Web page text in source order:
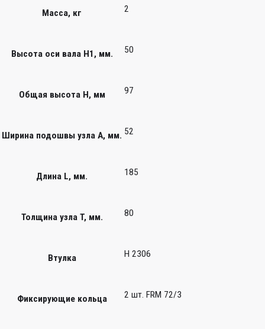
Масса, кг 2
Высота оси вала H1, мм. 50
Общая высота H, мм 97
Ширина подошвы узла А, мм. 52
Длина L, мм. 185
Толщина узла T, мм. 80
Втулка H 2306
Фиксирующие кольца 2 шт. FRM 72/3